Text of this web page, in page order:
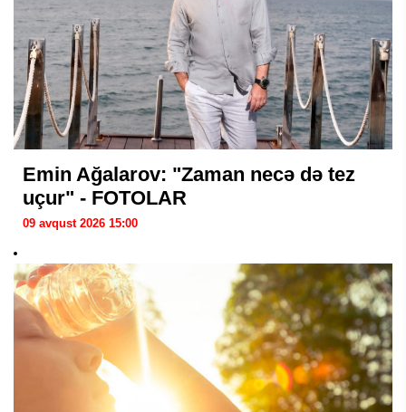
Emin Ağalarov: "Zaman necə də tez
uçur" - FOTOLAR
09 avqust 2026 15:00